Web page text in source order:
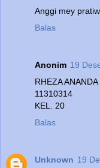
Anggi mey
Balas
Anonim 19
RHEZA
11310314
KEL. 20
Balas
Unknown 19